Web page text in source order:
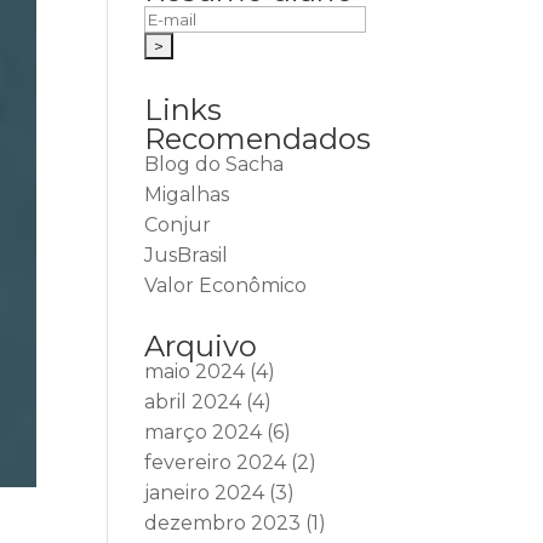
Links
Recomendados
Blog do Sacha
Migalhas
Conjur
JusBrasil
Valor Econômico
Arquivo
maio 2024(4)
abril 2024(4)
março 2024(6)
fevereiro 2024(2)
janeiro 2024(3)
dezembro 2023 (1)